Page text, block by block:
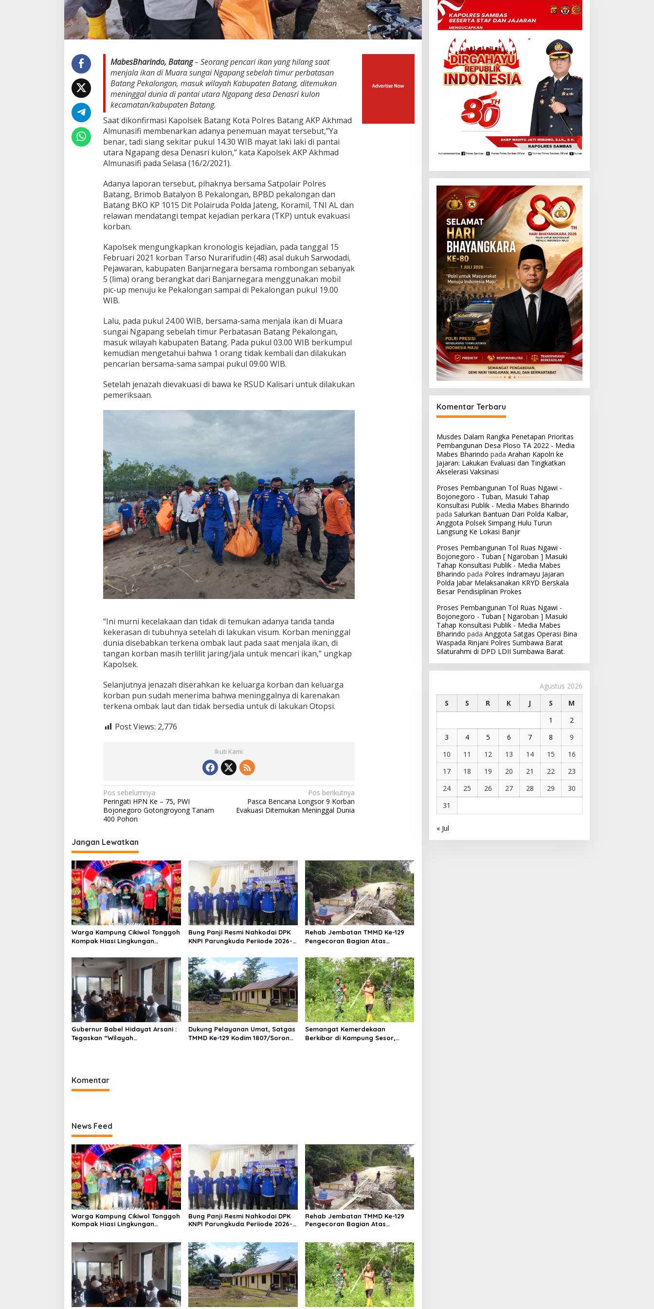
t
U
t
a
r
a
N
a
p
a
g
D
s
a
D
e
n
a
r
K
u
l
MabesBharindo, Batang– Seorang pencari ikan yang hilang saat
menjala ikan di Muara sungai Ngapang sebelah timur perbatasan
Batang Pekalongan, masuk wilayah Kabupaten Batang, ditemukan
meninggal dunia di pantai utara Ngapang desa Denasri kulon
kecamatan/kabupaten Batang.
Saat dikonfirmasi Kapolsek Batang Kota Polres Batang AKP Akhmad
Almunasifi membenarkan adanya penemuan mayat tersebut,”Ya
benar, tadi siang sekitar pukul 14.30 WIB mayat laki laki di pantai
utara Ngapang desa Denasri kulon,” kata Kapolsek AKP Akhmad
Almunasifi pada Selasa (16/2/2021).
Adanya laporan tersebut, pihaknya bersama Satpolair Polres
Batang, Brimob Batalyon B Pekalongan, BPBD pekalongan dan
Batang BKO KP 1015 Dit Polairuda Polda Jateng, Koramil, TNI AL dan
relawan mendatangi tempat kejadian perkara (TKP) untuk evakuasi
korban.
Kapolsek mengungkapkan kronologis kejadian, pada tanggal 15
Februari 2021 korban Tarso Nurarifudin (48) asal dukuh Sarwodadi,
Pejawaran, kabupaten Banjarnegara bersama rombongan sebanyak
5 (lima) orang berangkat dari Banjarnegara menggunakan mobil
pic-up menuju ke Pekalongan sampai di Pekalongan pukul 19.00
WIB.
Lalu, pada pukul 24.00 WIB, bersama-sama menjala ikan di Muara
sungai Ngapang sebelah timur Perbatasan Batang Pekalongan,
masuk wilayah kabupaten Batang. Pada pukul 03.00 WIB berkumpul
kemudian mengetahui bahwa 1 orang tidak kembali dan dilakukan
pencarian bersama-sama sampai pukul 09.00 WIB.
Setelah jenazah dievakuasi di bawa ke RSUD Kalisari untuk dilakukan
pemeriksaan.
“Ini murni kecelakaan dan tidak di temukan adanya tanda tanda
kekerasan di tubuhnya setelah di lakukan visum. Korban meninggal
dunia disebabkan terkena ombak laut pada saat menjala ikan, di
tangan korban masih terlilit jaring/jala untuk mencari ikan,” ungkap
Kapolsek.
Selanjutnya jenazah diserahkan ke keluarga korban dan keluarga
korban pun sudah menerima bahwa meninggalnya di karenakan
terkena ombak laut dan tidak bersedia untuk di lakukan Otopsi.
Post Views: 2,776
Ikuti Kami
N
a
v
i
g
a
s
i
p
o
s
Pos sebelumnya
Peringati HPN Ke – 75, PWI
Bojonegoro Gotongroyong Tanam
400 Pohon
Pos berikutnya
Pasca Bencana Longsor 9 Korban
Evakuasi Ditemukan Meninggal Dunia
Jangan Lewatkan
Warga Kampung Cikiwol Tonggoh
Kompak Hiasi Lingkungan
Bung Panji Resmi Nahkodai DPK
KNPI Parungkuda Periiode 2026-
Rehab Jembatan TMMD Ke-129
Pengecoran Bagian Atas
Akses Masyarakat Kampung
Sesor Segera Lebih Aman dan
Lancar
Gubernur Babel Hidayat Arsani :
Tegaskan “Wilayah
Dukung Pelayanan Umat, Satgas
TMMD Ke-129 Kodim 1807/Sorong
Semangat Kemerdekaan
Berkibar di Kampung Sesor,
Komentar
News Feed
Warga Kampung Cikiwol Tonggoh
Kompak Hiasi Lingkungan
Bung Panji Resmi Nahkodai DPK
KNPI Parungkuda Periiode 2026-
Rehab Jembatan TMMD Ke-129
Pengecoran Bagian Atas
Sesor Segera Lebih Aman dan
Lancar
Komentar Terbaru
Musdes Dalam Rangka Penetapan Prioritas
Pembangunan Desa Ploso TA 2022 - Media
Mabes Bharindo pada Arahan Kapolri ke
Jajaran: Lakukan Evaluasi dan Tingkatkan
Akselerasi Vaksinasi
Proses Pembangunan Tol Ruas Ngawi -
Bojonegoro - Tuban, Masuki Tahap
Konsultasi Publik - Media Mabes Bharindo
pada Salurkan Bantuan Dari Polda Kalbar,
Anggota Polsek Simpang Hulu Turun
Langsung Ke Lokasi Banjir
Proses Pembangunan Tol Ruas Ngawi -
Bojonegoro - Tuban [ Ngaroban ] Masuki
Tahap Konsultasi Publik - Media Mabes
Bharindo pada Polres Indramayu Jajaran
Polda Jabar Melaksanakan KRYD Berskala
Besar Pendisiplinan Prokes
Proses Pembangunan Tol Ruas Ngawi -
Bojonegoro - Tuban [ Ngaroban ] Masuki
Tahap Konsultasi Publik - Media Mabes
Bharindo pada Anggota Satgas Operasi Bina
Waspada Rinjani Polres Sumbawa Barat
Silaturahmi di DPD LDII Sumbawa Barat.
Agustus 2026
S
S R K J S
M
1
2
3
4 5 6 7 8
9
10
11 12 13 14 15
16
17
18 19 20 21 22
23
24
25 26 27 28 29
30
31
« Jul